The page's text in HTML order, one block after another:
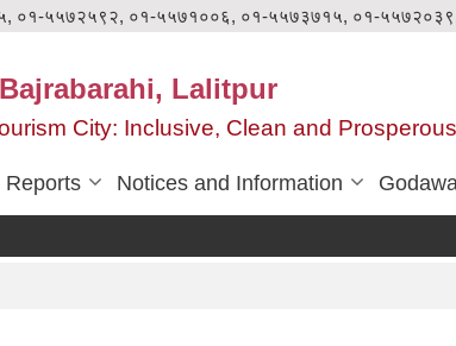
०१-५५७२५९२, ०१-५५७१००६, ०१-५५७३७१५, ०१-
Lalitpur
City: Inclusive, Clean and
Reports Notices and Information